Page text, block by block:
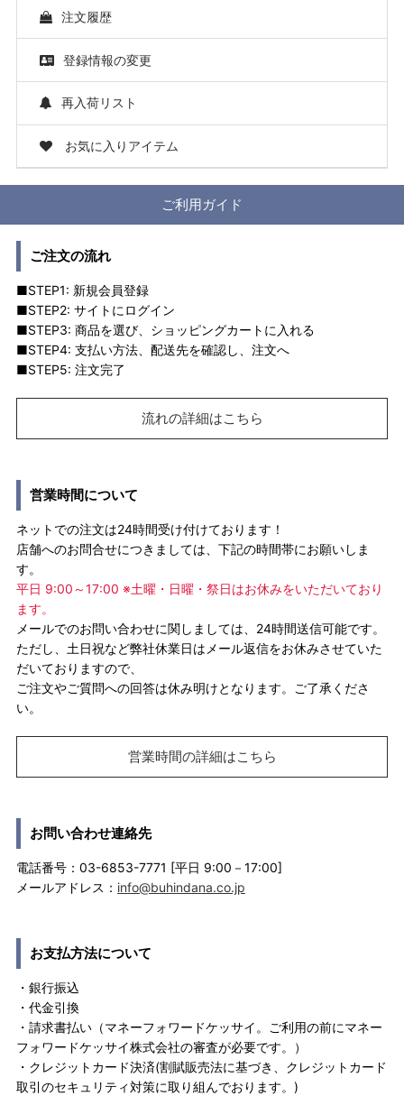
注文履歴
登録情報の変更
再入荷リスト
お気に入りアイテム
ご利用ガイド
ご注文の流れ
■STEP1: 新規会員登録
■STEP2: サイトにログイン
■STEP3: 商品を選び、ショッピングカートに入れる
■STEP4: 支払い方法、配送先を確認し、注文へ
■STEP5: 注文完了
流れの詳細はこちら
営業時間について
ネットでの注文は24時間受け付けております！
店舗へのお問合せにつきましては、下記の時間帯にお願いしま
す。
平日 9:00～17:00 ※土曜・日曜・祭日はお休みをいただいており
ます。
メールでのお問い合わせに関しましては、24時間送信可能です。
ただし、土日祝など弊社休業日はメール返信をお休みさせていた
だいておりますので、
ご注文やご質問への回答は休み明けとなります。ご了承くださ
い。
営業時間の詳細はこちら
お問い合わせ連絡先
電話番号：03-6853-7771 [平日 9:00－17:00]
メールアドレス： info@buhindana.co.jp
お支払方法について
・銀行振込
・代金引換
・請求書払い（マネーフォワードケッサイ。ご利用の前にマネー
フォワードケッサイ株式会社の審査が必要です。）
・クレジットカード決済(割賦販売法に基づき、クレジットカード
取引のセキュリティ対策に取り組んでおります。)